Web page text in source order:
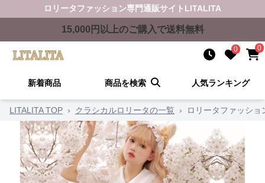
ロリータファッション専門通販サイト LITALITA
15,000 円以上のご購入で送料無料
0 0
新着商品 商品を検索 人気ランキング
LITALITA TOP › クラシカルロリータの一覧 › ロリータファッシ